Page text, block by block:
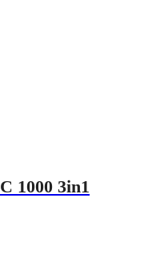
1000 3in1